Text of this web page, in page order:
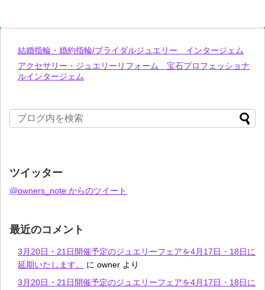
結婚指輪・婚約指輪/ブライダルジュエリー インタージェム
アクセサリー・ジュエリーリフォーム 宝石プロフェッショナ
ルインタージェム
ツイッター
@owners_note からのツイート
最近のコメント
3月20日・21日開催予定のジュエリーフェアを4月17日・18日に
延期いたします。
に owner より
3月20日・21日開催予定のジュエリーフェアを4月17日・18日に